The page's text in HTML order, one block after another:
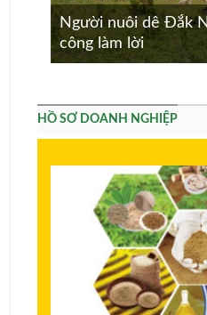
Người nuôi dê Đắk
công làm lời
HỒ SƠ DOANH NGHIỆP